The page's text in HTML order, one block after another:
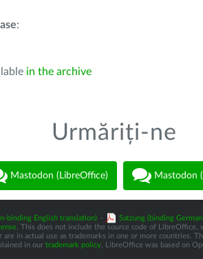
:
in the archive
Urmăriți-ne
Mastodon (LibreOffice) Mastodon
binding English translation) - Satzung (binding
. This does not include the source code of LibreOffice,
in actual use as trademarks in one or more
in our trademark policy. LibreOffice was based on